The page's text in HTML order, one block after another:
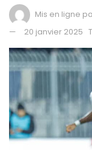
Mis en ligne
20 janvier 2025